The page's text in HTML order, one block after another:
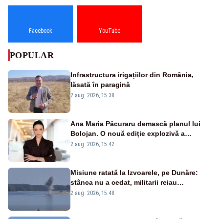
Facebook YouTube
POPULAR
Infrastructura irigațiilor din România,
lăsată în paragină
2 aug. 2026, 15:38
Ana Maria Păcuraru demască planul lui
Bolojan. O nouă ediție explozivă a
emisiunii „Miza Zilei” la Realitatea PLUS
2 aug. 2026, 15:42
Misiune ratată la Izvoarele, pe Dunăre:
stânca nu a cedat, militarii reiau
detonările luni – VIDEO
2 aug. 2026, 15:48